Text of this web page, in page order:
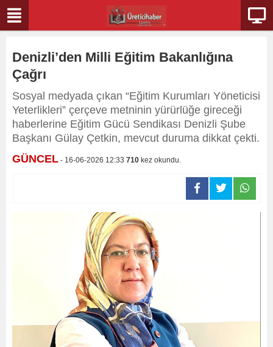
Denizli’den Milli Eğitim Bakanlığına
Çağrı
Sosyal medyada çıkan “Eğitim Kurumları Yöneticisi
Yeterlikleri” çerçeve metninin yürürlüğe gireceği
haberlerine Eğitim Gücü Sendikası Denizli Şube
Başkanı Gülay Çetkin, mevcut duruma dikkat çekti.
GÜNCEL - 16-06-2026 12:33 710 kez okundu.